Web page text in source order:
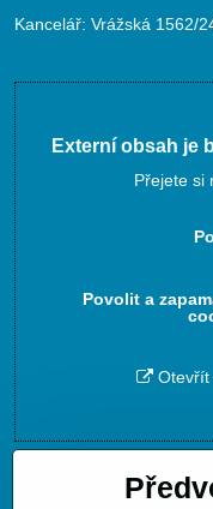
Kancelář: Vrážská 1562/
Externí obsah je
Přejete si
Povolit a
Otevřít
Zavoláme Vám